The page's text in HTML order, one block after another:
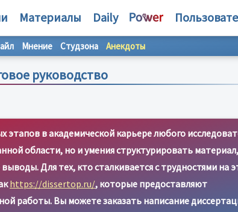
Материалы Daily
руководство
Мнение Студзона Анекдоты
в академической карьере любого
области, но и умения структурировать материал,
Для тех, кто сталкивается с трудностями на
https://dissertop.ru/, которые предоставляют
работы. Вы можете заказать написание